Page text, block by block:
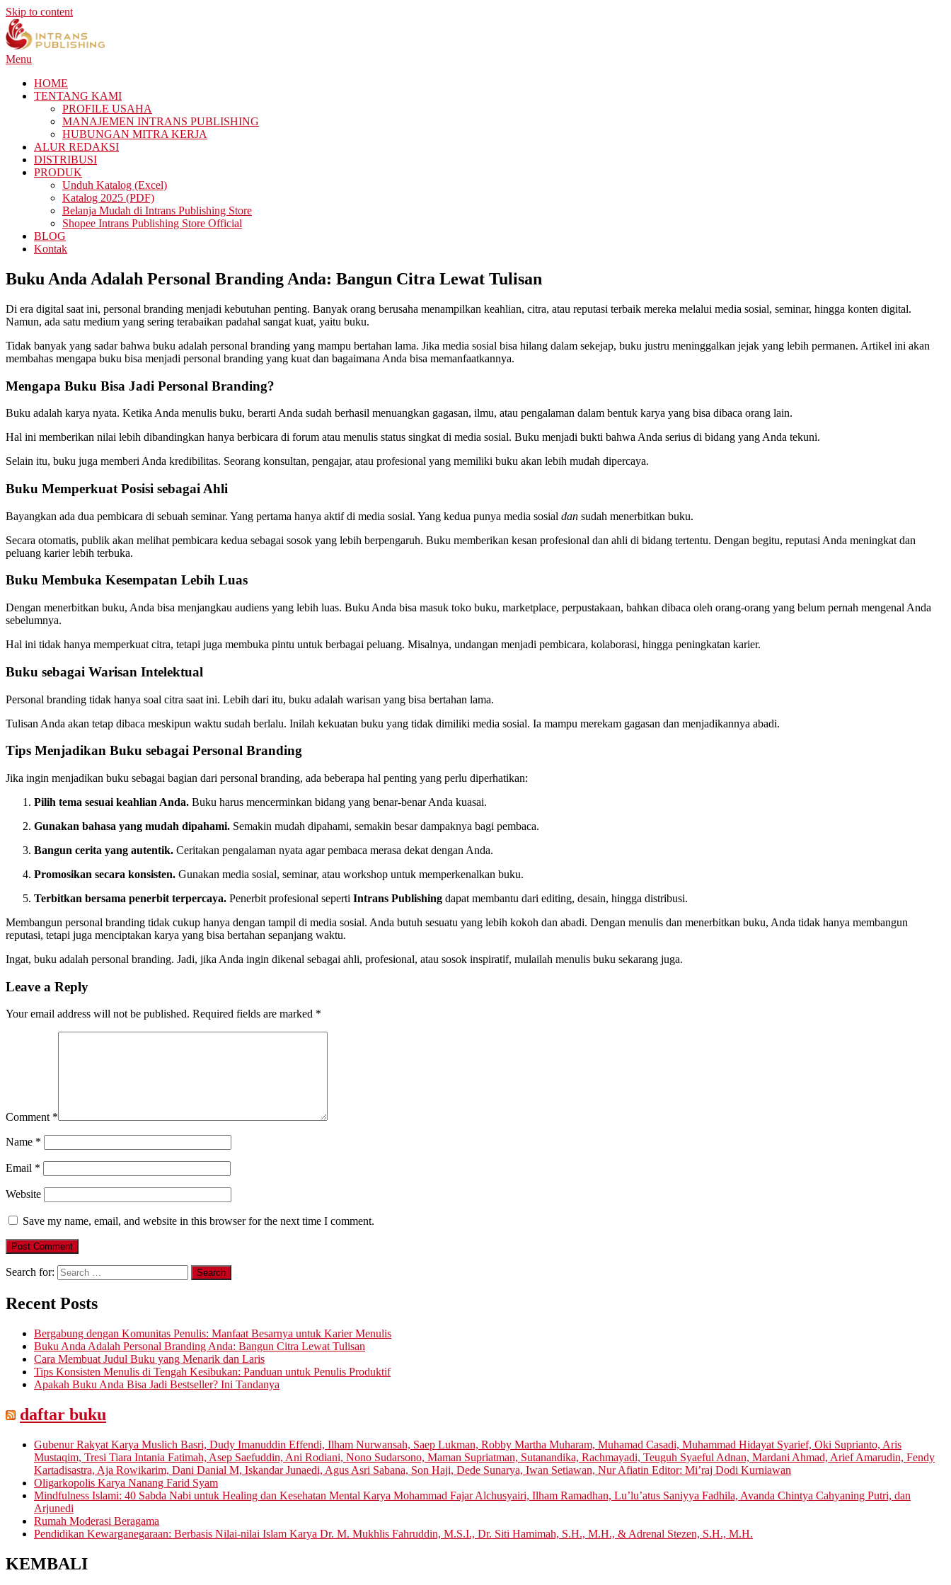
Skip to content
Menu
HOME
TENTANG KAMI
PROFILE USAHA
MANAJEMEN INTRANS PUBLISHING
HUBUNGAN MITRA KERJA
ALUR REDAKSI
DISTRIBUSI
PRODUK
Unduh Katalog (Excel)
Katalog 2025 (PDF)
Belanja Mudah di Intrans Publishing Store
Shopee Intrans Publishing Store Official
BLOG
Kontak
Buku Anda Adalah Personal Branding Anda: Bangun Citra Lewat Tulisan
Di era digital saat ini, personal branding menjadi kebutuhan penting. Banyak orang berusaha menampilkan keahlian, citra, atau reputasi terbaik mereka melalui media sosial, seminar, hingga konten digital.
Namun, ada satu medium yang sering terabaikan padahal sangat kuat, yaitu buku.
Tidak banyak yang sadar bahwa buku adalah personal branding yang mampu bertahan lama. Jika media sosial bisa hilang dalam sekejap, buku justru meninggalkan jejak yang lebih permanen. Artikel ini akan
membahas mengapa buku bisa menjadi personal branding yang kuat dan bagaimana Anda bisa memanfaatkannya.
Mengapa Buku Bisa Jadi Personal Branding?
Buku adalah karya nyata. Ketika Anda menulis buku, berarti Anda sudah berhasil menuangkan gagasan, ilmu, atau pengalaman dalam bentuk karya yang bisa dibaca orang lain.
Hal ini memberikan nilai lebih dibandingkan hanya berbicara di forum atau menulis status singkat di media sosial. Buku menjadi bukti bahwa Anda serius di bidang yang Anda tekuni.
Selain itu, buku juga memberi Anda kredibilitas. Seorang konsultan, pengajar, atau profesional yang memiliki buku akan lebih mudah dipercaya.
Buku Memperkuat Posisi sebagai Ahli
Bayangkan ada dua pembicara di sebuah seminar. Yang pertama hanya aktif di media sosial. Yang kedua punya media sosial dan sudah menerbitkan buku.
Secara otomatis, publik akan melihat pembicara kedua sebagai sosok yang lebih berpengaruh. Buku memberikan kesan profesional dan ahli di bidang tertentu. Dengan begitu, reputasi Anda meningkat dan
peluang karier lebih terbuka.
Buku Membuka Kesempatan Lebih Luas
Dengan menerbitkan buku, Anda bisa menjangkau audiens yang lebih luas. Buku Anda bisa masuk toko buku, marketplace, perpustakaan, bahkan dibaca oleh orang-orang yang belum pernah mengenal Anda
sebelumnya.
Hal ini tidak hanya memperkuat citra, tetapi juga membuka pintu untuk berbagai peluang. Misalnya, undangan menjadi pembicara, kolaborasi, hingga peningkatan karier.
Buku sebagai Warisan Intelektual
Personal branding tidak hanya soal citra saat ini. Lebih dari itu, buku adalah warisan yang bisa bertahan lama.
Tulisan Anda akan tetap dibaca meskipun waktu sudah berlalu. Inilah kekuatan buku yang tidak dimiliki media sosial. Ia mampu merekam gagasan dan menjadikannya abadi.
Tips Menjadikan Buku sebagai Personal Branding
Jika ingin menjadikan buku sebagai bagian dari personal branding, ada beberapa hal penting yang perlu diperhatikan:
Pilih tema sesuai keahlian Anda. Buku harus mencerminkan bidang yang benar-benar Anda kuasai.
Gunakan bahasa yang mudah dipahami. Semakin mudah dipahami, semakin besar dampaknya bagi pembaca.
Bangun cerita yang autentik. Ceritakan pengalaman nyata agar pembaca merasa dekat dengan Anda.
Promosikan secara konsisten. Gunakan media sosial, seminar, atau workshop untuk memperkenalkan buku.
Terbitkan bersama penerbit terpercaya. Penerbit profesional seperti Intrans Publishing dapat membantu dari editing, desain, hingga distribusi.
Membangun personal branding tidak cukup hanya dengan tampil di media sosial. Anda butuh sesuatu yang lebih kokoh dan abadi. Dengan menulis dan menerbitkan buku, Anda tidak hanya membangun
reputasi, tetapi juga menciptakan karya yang bisa bertahan sepanjang waktu.
Ingat, buku adalah personal branding. Jadi, jika Anda ingin dikenal sebagai ahli, profesional, atau sosok inspiratif, mulailah menulis buku sekarang juga.
Leave a Reply
Your email address will not be published. Required fields are marked *
Comment *
Name *
Email *
Website
Save my name, email, and website in this browser for the next time I comment.
Search for:
Recent Posts
Bergabung dengan Komunitas Penulis: Manfaat Besarnya untuk Karier Menulis
Buku Anda Adalah Personal Branding Anda: Bangun Citra Lewat Tulisan
Cara Membuat Judul Buku yang Menarik dan Laris
Tips Konsisten Menulis di Tengah Kesibukan: Panduan untuk Penulis Produktif
Apakah Buku Anda Bisa Jadi Bestseller? Ini Tandanya
daftar buku
Gubenur Rakyat Karya Muslich Basri, Dudy Imanuddin Effendi, Ilham Nurwansah, Saep Lukman, Robby Martha Muharam, Muhamad Casadi, Muhammad Hidayat Syarief, Oki Suprianto, Aris
Mustaqim, Tresi Tiara Intania Fatimah, Asep Saefuddin, Ani Rodiani, Nono Sudarsono, Maman Supriatman, Sutanandika, Rachmayadi, Teuguh Syaeful Adnan, Mardani Ahmad, Arief Amarudin, Fendy
Kartadisastra, Aja Rowikarim, Dani Danial M, Iskandar Junaedi, Agus Asri Sabana, Son Haji, Dede Sunarya, Iwan Setiawan, Nur Afiatin Editor: Mi’raj Dodi Kurniawan
Oligarkopolis Karya Nanang Farid Syam
Mindfulness Islami: 40 Sabda Nabi untuk Healing dan Kesehatan Mental Karya Mohammad Fajar Alchusyairi, Ilham Ramadhan, Lu’lu’atus Saniyya Fadhila, Avanda Chintya Cahyaning Putri, dan
Arjunedi
Rumah Moderasi Beragama
Pendidikan Kewarganegaraan: Berbasis Nilai-nilai Islam Karya Dr. M. Mukhlis Fahruddin, M.S.I., Dr. Siti Hamimah, S.H., M.H., & Adrenal Stezen, S.H., M.H.
KEMBALI